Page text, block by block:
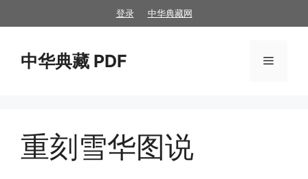
至
登录 中华典藏网
中华典藏 PDF 菜
重刻雪华图说